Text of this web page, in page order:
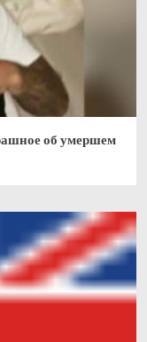
об умершем